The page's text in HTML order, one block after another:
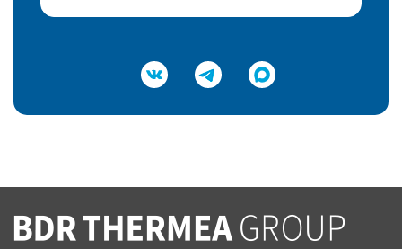
Подтвердить e-mail
Вы соглашаетесь с нашей политикой
конфеденциальности